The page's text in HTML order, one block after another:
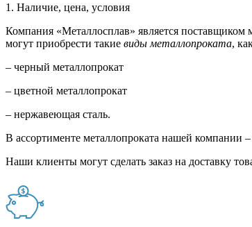
1. Наличие, цена, условия
Компания «Металлосплав» является
могут приобрести такие виды металлопроката,
– черный металлопрокат
– цветной металлопрокат
– нержавеющая сталь.
В ассортименте металлопроката нашей компании –
Наши клиенты могут сделать заказ на доставку